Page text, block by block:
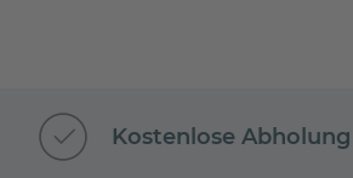
Kostenlose